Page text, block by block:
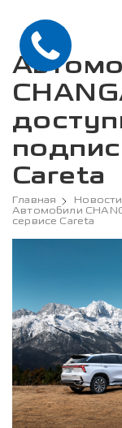
Careta
Главная
Автомобили
сервисе Careta